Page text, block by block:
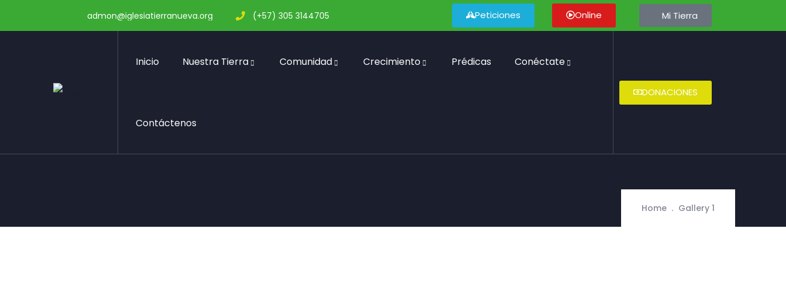
admon@iglesiatierranueva.org (+57) 305 3144705 Mi Tierra
Online
Peticiones
Inicio Nuestra Tierra Comunidad Crecimiento Prédicas Conéctate
Contáctenos
DONACIONES
Gallery 1
Home Gallery 1